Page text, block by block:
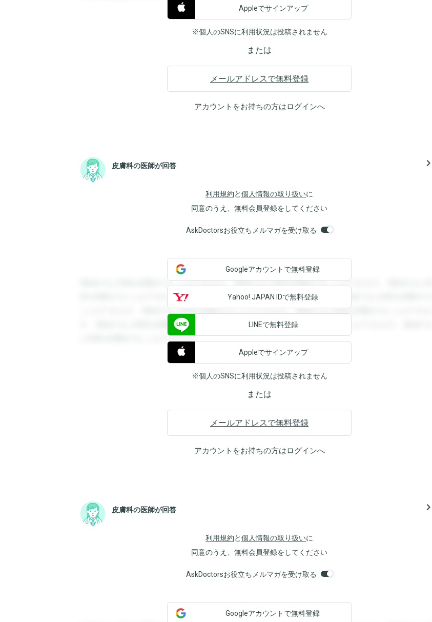
Appleでサインアップ
※個人のSNSに利用状況は投稿されません
または
メールアドレスで無料登録
アカウントをお持ちの方はログインへ
皮膚科の医師が回答 navigate_next
利用規約と個人情報の取り扱いに
同意のうえ、無料会員登録をしてください
AskDoctorsお役立ちメルマガを受け取る
登録すると回答を閲覧することができます。登録すると回答を閲覧することができます。登録すると回
答を閲覧することができます。登録すると回答を閲覧することができます。登録すると回答を閲覧する
ことができます。登録すると回答を閲覧することができます。登録すると回答を閲覧することができま
す。登録すると回答を閲覧することができます。登録すると回答を閲覧することができます。登録する
と回答を閲覧することができます。
Googleアカウントで無料登録
Yahoo! JAPAN IDで無料登録
LINEで無料登録
Appleでサインアップ
※個人のSNSに利用状況は投稿されません
または
メールアドレスで無料登録
アカウントをお持ちの方はログインへ
皮膚科の医師が回答 navigate_next
利用規約と個人情報の取り扱いに
同意のうえ、無料会員登録をしてください
AskDoctorsお役立ちメルマガを受け取る
Googleアカウントで無料登録